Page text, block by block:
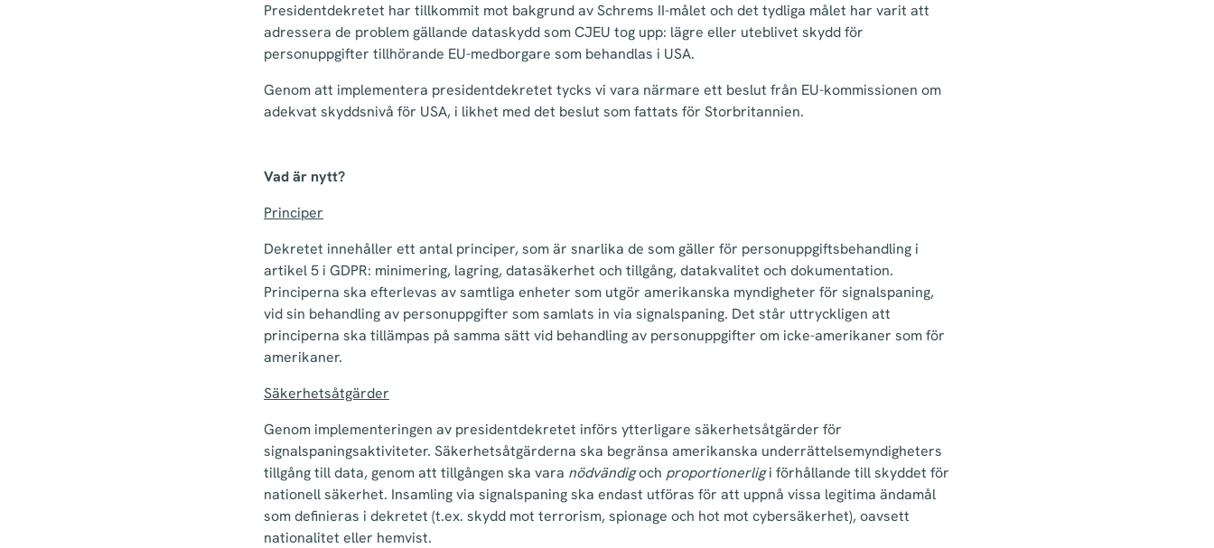
Presidentdekretet har tillkommit mot bakgrund av Schrems II-målet och det tydliga målet har varit att
adressera de problem gällande dataskydd som CJEU tog upp: lägre eller uteblivet skydd för
personuppgifter tillhörande EU-medborgare som behandlas i USA.
Genom att implementera presidentdekretet tycks vi vara närmare ett beslut från EU-kommissionen om
adekvat skyddsnivå för USA, i likhet med det beslut som fattats för Storbritannien.
Vad är nytt?
Principer
Dekretet innehåller ett antal principer, som är snarlika de som gäller för personuppgiftsbehandling i
artikel 5 i GDPR: minimering, lagring, datasäkerhet och tillgång, datakvalitet och dokumentation.
Principerna ska efterlevas av samtliga enheter som utgör amerikanska myndigheter för signalspaning,
vid sin behandling av personuppgifter som samlats in via signalspaning. Det står uttryckligen att
principerna ska tillämpas på samma sätt vid behandling av personuppgifter om icke-amerikaner som för
amerikaner.
Säkerhetsåtgärder
Genom implementeringen av presidentdekretet införs ytterligare säkerhetsåtgärder för
signalspaningsaktiviteter. Säkerhetsåtgärderna ska begränsa amerikanska underrättelsemyndigheters
tillgång till data, genom att tillgången ska vara nödvändigoch proportionerligi förhållande till skyddet för
nationell säkerhet. Insamling via signalspaning ska endast utföras för att uppnå vissa legitima ändamål
som definieras i dekretet (t.ex. skydd mot terrorism, spionage och hot mot cybersäkerhet), oavsett
nationalitet eller hemvist.